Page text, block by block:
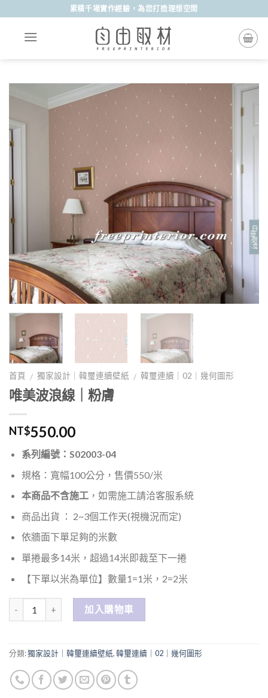
content
累積千場實作經驗，為您打造理想空間
首頁 / 獨家設計｜韓璽連續壁紙 / 韓璽連續｜02｜幾何圖形
唯美波浪線｜粉膚
NT$550.00
系列編號：S02003-04
規格：寬幅100公分，售價550/米
本商品不含施工，如需施工請洽客服系統
商品出貨 ： 2~3個工作天(視機況而定)
依牆面下單足夠的米數
單捲最多14米，超過14米即裁至下一捲
【下單以米為單位】數量1=1米，2=2米
加入購物車
分類:獨家設計｜韓璽連續壁紙,韓璽連續｜02｜幾何圖形